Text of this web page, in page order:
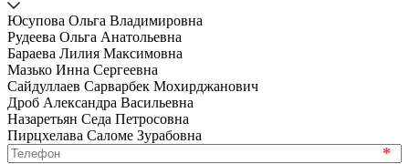
Юсупова Ольга Владимировна
Рудеева Ольга Анатольевна
Бараева Лилия Максимовна
Мазько Инна Сергеевна
Сайдуллаев Сарварбек Мохирджанович
Дроб Александра Васильевна
Назаретьян Седа Петросовна
Пирцхелава Саломе Зурабовна
*